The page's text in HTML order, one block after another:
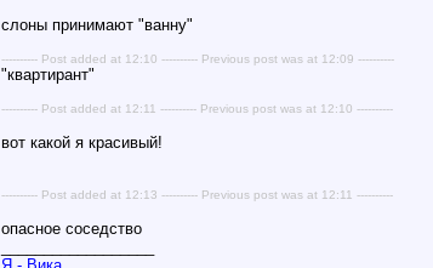
слоны принимают "ванну"
---------- Post added at 12:10 ---------- Previous post was at 12:09 ----------
"квартирант"
---------- Post added at 12:11 ---------- Previous post was at 12:10 ----------
вот какой я красивый!
---------- Post added at 12:13 ---------- Previous post was at 12:11 ----------
опасное соседство